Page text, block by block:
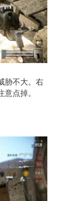
胁不大。右
点掉。